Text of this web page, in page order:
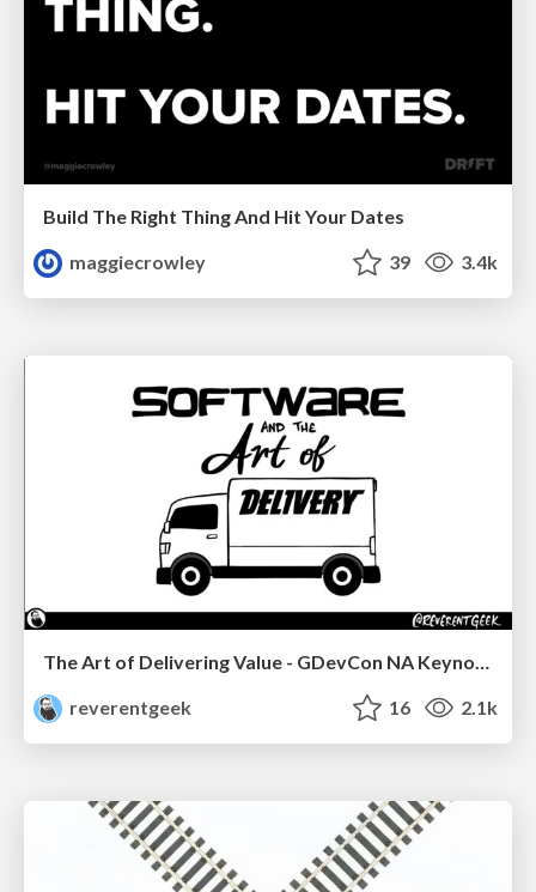
Build The Right Thing And Hit Your Dates
maggiecrowley
39 3.4k
The Art of Delivering Value - GDevCon NA Keynote
reverentgeek
16 2.1k